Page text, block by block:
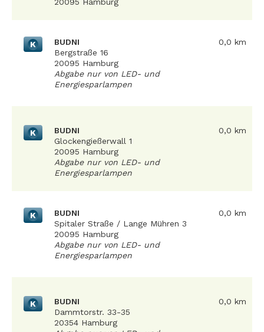
K
BUDNI
Bergstraße 16
20095 Hamburg
Abgabe nur von LED- und
Energiesparlampen
0,0 km
K
BUDNI
Glockengießerwall 1
20095 Hamburg
Abgabe nur von LED- und
Energiesparlampen
0,0 km
K
BUDNI
Spitaler Straße / Lange Mühren 3
20095 Hamburg
Abgabe nur von LED- und
Energiesparlampen
0,0 km
K
BUDNI
Dammtorstr. 33-35
20354 Hamburg
0,0 km